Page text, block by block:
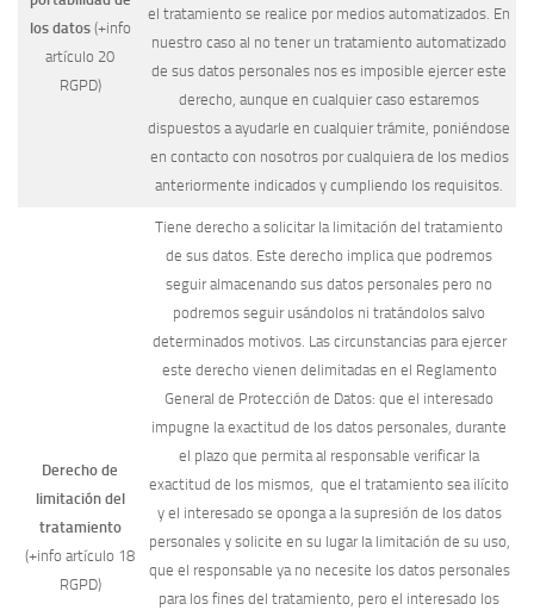
los datos(+info
artículo 20
RGPD)
el tratamiento se realice por medios automatizados. En
nuestro caso al no tener un tratamiento automatizado
de sus datos personales nos es imposible ejercer este
derecho, aunque en cualquier caso estaremos
dispuestos a ayudarle en cualquier trámite, poniéndose
en contacto con nosotros por cualquiera de los medios
anteriormente indicados y cumpliendo los requisitos.
Derecho de
limitación del
tratamiento
(+info artículo 18
RGPD)
Tiene derecho a solicitar la limitación del tratamiento
de sus datos. Este derecho implica que podremos
seguir almacenando sus datos personales pero no
podremos seguir usándolos ni tratándolos salvo
determinados motivos. Las circunstancias para ejercer
este derecho vienen delimitadas en el Reglamento
General de Protección de Datos: que el interesado
impugne la exactitud de los datos personales, durante
el plazo que permita al responsable verificar la
exactitud de los mismos, que el tratamiento sea ilícito
y el interesado se oponga a la supresión de los datos
personales y solicite en su lugar la limitación de su uso,
que el responsable ya no necesite los datos personales
para los fines del tratamiento, pero el interesado los